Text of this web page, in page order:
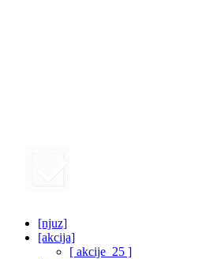
[njuz]
[akcija]
[ akcije_25 ]